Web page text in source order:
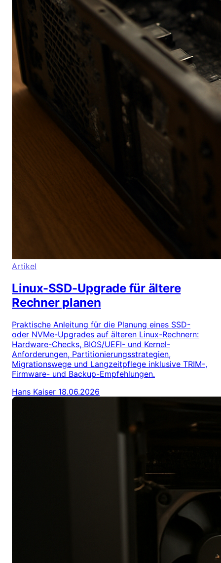
Artikel
Linux-SSD-Upgrade für ältere
Rechner planen
Praktische Anleitung für die Planung eines SSD-
oder NVMe-Upgrades auf älteren Linux-Rechnern:
Hardware-Checks, BIOS/UEFI- und Kernel-
Anforderungen, Partitionierungsstrategien,
Migrationswege und Langzeitpflege inklusive TRIM-,
Firmware- und Backup-Empfehlungen.
Hans Kaiser 18.06.2026